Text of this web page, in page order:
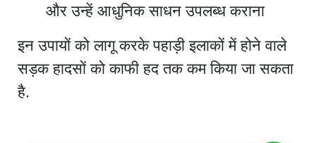
और उन्हें आधुनिक साधन उपलब्ध कराना
इन उपायों को लागू करके पहाड़ी इलाकों में होने वाले
सड़क हादसों को काफी हद तक कम किया जा सकता
है.